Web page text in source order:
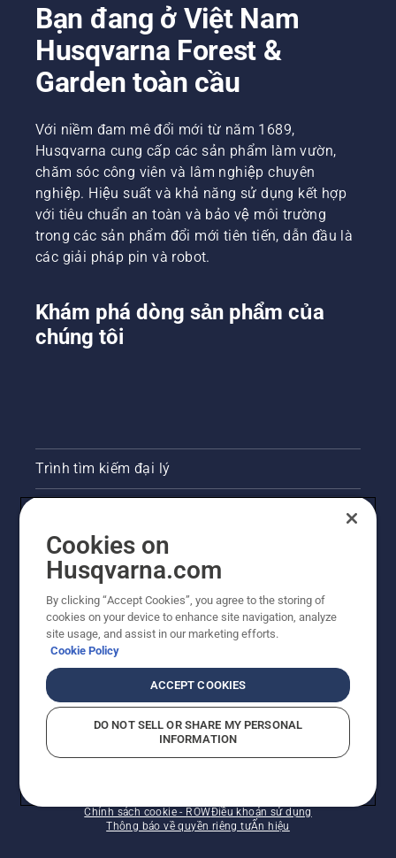
Bạn đang ở Việt Nam
Husqvarna Forest &
Garden toàn cầu
Với niềm đam mê đổi mới từ năm 1689,
Husqvarna cung cấp các sản phẩm làm vườn,
chăm sóc công viên và lâm nghiệp chuyên
nghiệp. Hiệu suất và khả năng sử dụng kết hợp
với tiêu chuẩn an toàn và bảo vệ môi trường
trong các sản phẩm đổi mới tiên tiến, dẫn đầu là
các giải pháp pin và robot.
Khám phá dòng sản phẩm của
chúng tôi
Trình tìm kiếm đại lý
Phòng họp báo
Trang web Husqvarna khác
Chính sách cookie - ROWĐiều khoản sử dụng
Thông báo về quyền riêng tưẤn hiệu
Cookies on
Husqvarna.com
By clicking “Accept Cookies”, you agree to the storing of
cookies on your device to enhance site navigation, analyze
site usage, and assist in our marketing efforts.
Cookie Policy
ACCEPT COOKIES
DO NOT SELL OR SHARE MY PERSONAL
INFORMATION